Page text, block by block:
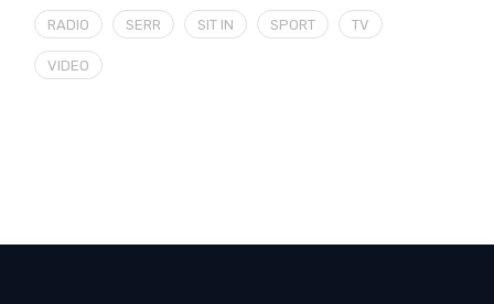
RADIO SERR SIT IN SPORT TV
VIDEO